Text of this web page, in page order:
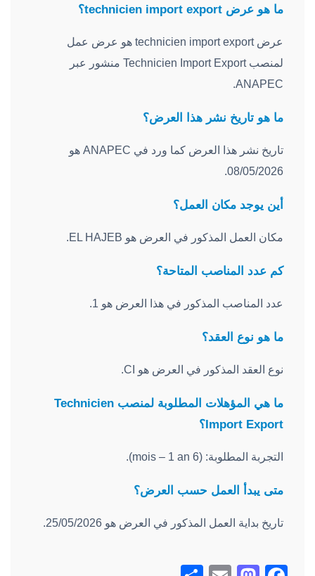
ما هو عرض technicien import export؟
عرض technicien import export هو عرض عمل
لمنصب Technicien Import Export منشور عبر
ANAPEC.
ما هو تاريخ نشر هذا العرض؟
تاريخ نشر هذا العرض كما ورد في ANAPEC هو
08/05/2026.
أين يوجد مكان العمل؟
مكان العمل المذكور في العرض هو EL HAJEB.
كم عدد المناصب المتاحة؟
عدد المناصب المذكور في هذا العرض هو 1.
ما هو نوع العقد؟
نوع العقد المذكور في العرض هو CI.
ما هي المؤهلات المطلوبة لمنصب Technicien
Import Export؟
التجربة المطلوبة: (6 mois – 1 an).
متى يبدأ العمل حسب العرض؟
تاريخ بداية العمل المذكور في العرض هو 25/05/2026.